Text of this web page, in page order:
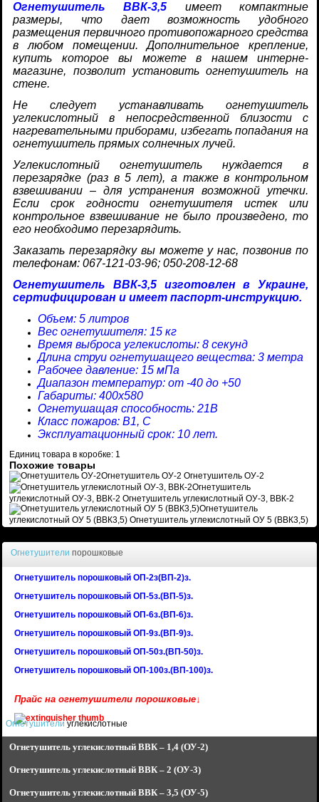
Огнетушитель ВВК-3,5 имеет компактные
размеры, что дает возможность удобного
размещения первичного противопожарного средства
в любом помещении. Дополнительное крепление,
купить которое вы можете в нашем интерне-
магазине, позволит установить огнетушитель на
стене.
Не следует устанавливать огнетушитель
углекислотный в непосредственной близости с
нагревательными приборами, избегать попадания на
огнетушитель прямых солнечных лучей.
Углекислотный огнетушитель нуждается в
перезарядке (раз в 5 лет), а также в контрольном
взвешивании – для устранения возможной утечки.
Если срок годности огнетушителя истек или
контрольное взвешивание не было произведено, то
его необходимо перезарядить.
Заказать перезарядку вы можете у нас, позвонив по
телефонам: 067-121-03-96; 050-208-12-68
Огнетушитель ВВК-3,5 изготовлен в Украине,
сертифицирован и имеет паспорт-инструкцию.
Объем: 5 литров
Вес огнетушителя: 15 кг
Время выброса углекислоты: 8 секунд
Длина струи огнетушащего вещества: 3 метра
Рабочее давление: 15 мПа
Диапазон температур: от -40 до +50
Габариты: 400х580
Огнетушащая способность: 21В
Класс пожаров: В1, С
Эксплуатационный срок: 10 лет.
Единиц товара в коробке: 1
Похожие товары
Огнетушитель ОУ-2 Огнетушитель ОУ-2
Огнетушитель
углекислотный ОУ-3, ВВК-2 Огнетушитель углекислотный ОУ-3, ВВК-2
Огнетушитель
углекислотный ОУ 5 (ВВК3,5) Огнетушитель углекислотный ОУ 5 (ВВК3,5)
Огнетушители порошковые
Огнетушитель порошковый ОП-2з(ВП-2)з.
Огнетушитель порошковый ОП-5з.(ВП-5)з.
Огнетушитель порошковый ОП-6з.(ВП-6)з.
Огнетушитель порошковый ОП-9з.(ВП-9)з.
Огнетушитель порошковый ОП-50з.(ВП-50)з.
Огнетушитель порошковый ОП-100з.(ВП-100)з.
Прайс на огнетушители порошковые↓
Огнетушителиуглекислотные
Огнетушитель углекислотный ВВК – 1,4 (ОУ-2)
Огнетушитель углекислотный ВВК – 2 (ОУ-3)
Огнетушитель углекислотный ВВК – 3,5 (ОУ-5)